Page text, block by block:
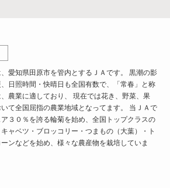
愛知県田原市を管内とするＪＡです。 黒潮の影
日照時間・快晴日も全国有数で、「常春」と称
農業に適しており、 現在では花き、野菜、果
て全国屈指の農業地域となってます。 当ＪＡで
３０％を誇る輪菊を始め、全国トップクラスの
ャベツ・ブロッコリー・つまもの（大葉）・ト
ンなどを始め、様々な農産物を栽培していま